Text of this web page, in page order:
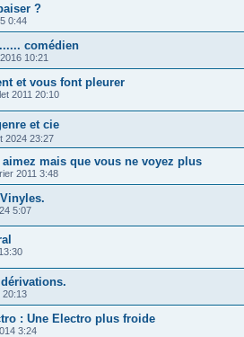
?
0:44
comédien
10:21
et vous font pleurer
2011 20:10
et cie
2024 23:27
mais que vous ne voyez plus
2011 3:48
5:07
20:13
: Une Electro plus froide
3:24